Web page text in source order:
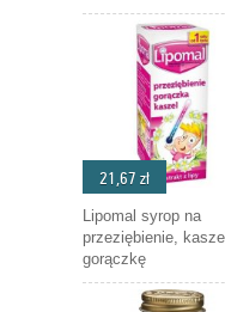
21,67 zł
Lipomal syrop na
przeziębienie,
gorączkę